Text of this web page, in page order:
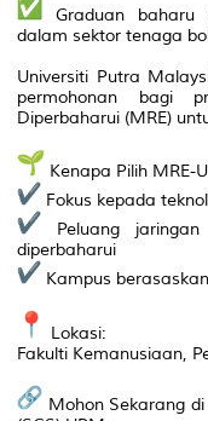
Graduan baharu
dalam sektor tenaga
Universiti Putra
permohonan bagi
Diperbaharui (MRE)
Kenapa Pilih MRE-
Fokus kepada
Peluang
diperbaharui
Kampus
Lokasi:
Fakulti Kemanusiaan,
Mohon Sekarang